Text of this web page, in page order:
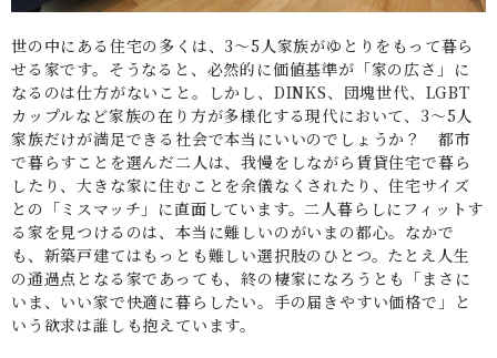
世の中にある住宅の多くは、3～5人家族がゆとりをもって暮ら
せる家です。そうなると、必然的に価値基準が「家の広さ」に
なるのは仕方がないこと。しかし、DINKS、団塊世代、LGBT
カップルなど家族の在り方が多様化する現代において、3～5人
家族だけが満足できる社会で本当にいいのでしょうか？ 都市
で暮らすことを選んだ二人は、我慢をしながら賃貸住宅で暮ら
したり、大きな家に住むことを余儀なくされたり、住宅サイズ
との「ミスマッチ」に直面しています。二人暮らしにフィットす
る家を見つけるのは、本当に難しいのがいまの都心。なかで
も、新築戸建てはもっとも難しい選択肢のひとつ。たとえ人生
の通過点となる家であっても、終の棲家になろうとも「まさに
いま、いい家で快適に暮らしたい。手の届きやすい価格で」と
いう欲求は誰しも抱えています。